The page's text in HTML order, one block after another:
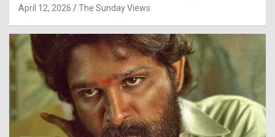
April 12, 2026 The Sunday Views